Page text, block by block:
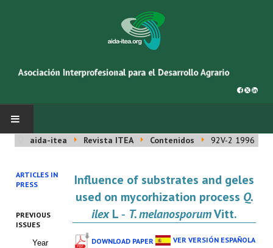
INICIO
SOBRE NOSOTROS
Cincuentenario AIDA
aida-itea Revista ITEA Contenidos 92V-2 1996
ARTICLES IN
PRESS
PREVIOUS
ISSUES
Year
Influence of substrates and geles
used on mycorhization process Q.
ilexL ‑ T. melanosporumVitt.
DOWNLOAD PAPER VER VERSIÓN ESPAÑOLA